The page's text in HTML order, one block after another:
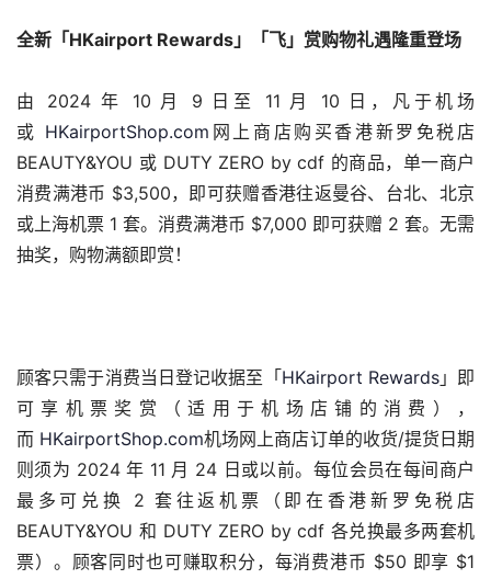
全新「 HKairport Rewards 」「飞」赏购物礼遇隆重登场
由 2024 年 10 月 9 日至 11 月 10 日，凡于机场
或 HKairportShop.com 网上商店购买香港新罗免税店
BEAUTY&YOU 或 DUTY ZERO by cdf 的商品，单一商户
消费满港币 $3,500，即可获赠香港往返曼谷、台北、北京
或上海机票 1 套。消费满港币 $7,000 即可获赠 2 套。无需
抽奖，购物满额即赏！
顾客只需于消费当日登记收据至「 HKairport Rewards」即
可享机票奖赏（适用于机场店铺的消费），
而 HKairportShop.com机场网上商店订单的收货/提货日期
则须为 2024 年 11 月 24 日或以前。每位会员在每间商户
最多可兑换 2 套往返机票（即在香港新罗免税店
BEAUTY&YOU 和 DUTY ZERO by cdf 各兑换最多两套机
票）。顾客同时也可赚取积分，每消费港币 $50 即享 $1